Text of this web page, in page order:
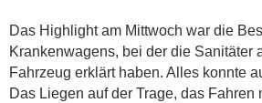
Das Highlight am Mittwoch war die
Krankenwagens, bei der die Sanitäter
Fahrzeug erklärt haben. Alles konnte
Das Liegen auf der Trage, das Fahren